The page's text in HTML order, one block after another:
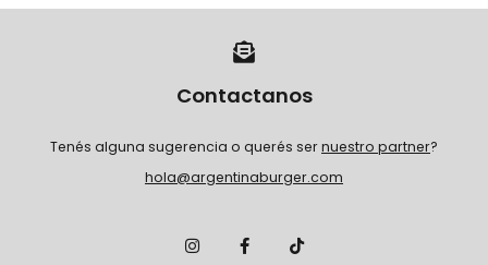
Contactanos
Tenés alguna sugerencia o querés sernuestro partner?
hola@argentinaburger.com
I
n
F
a
T
i